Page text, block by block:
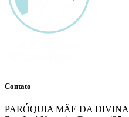
Contato
PARÓQUIA MÃE DA